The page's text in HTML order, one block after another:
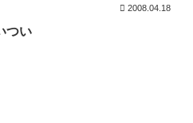
2008.04.18
つい